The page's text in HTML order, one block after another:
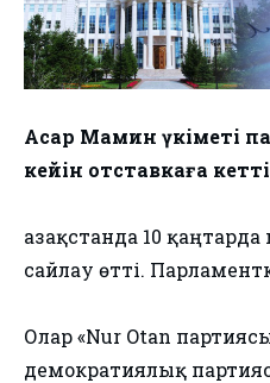
Асқар Мамин үкіметі
кейін отставкаға
Қазақстанда 10
сайлау өтті.
Олар «Nur Otan
демократиялық